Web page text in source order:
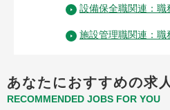
設備保全職関連：職
施設管理職関連：職
あなたにおすすめの求人
RECOMMENDED JOBS FOR YOU